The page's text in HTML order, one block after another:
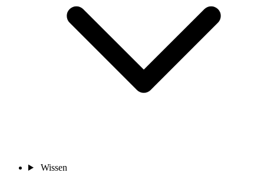
Wissen